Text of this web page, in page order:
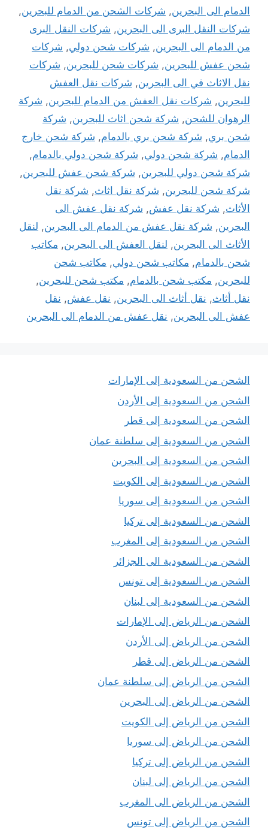
الدمام الى البحرين, شركات الشحن من الدمام للبحرين,
شركات النقل البرى الى البحرين, شركات النقل البرى
من الدمام الى البحرين, شركات شحن دولي, شركات
شحن عفش للبحرين, شركات شحن للبحرين, شركات
نقل الاثاث في الى البحرين, شركات نقل العفش
للبحرين, شركات نقل العفش من الدمام للبحرين, شركة
الرهوان للشحن, شركة شحن اثاث للبحرين, شركة
شحن بري, شركة شحن بري بالدمام, شركة شحن خارج
الدمام, شركة شحن دولي, شركة شحن دولي بالدمام,
شركة شحن دولي للبحرين, شركة شحن عفش للبحرين,
شركة شحن للبحرين, شركة نقل اثاث, شركة نقل
الأثاث, شركة نقل عفش, شركة نقل عفش الى
البحرين, شركة نقل عفش من الدمام الى البحرين, لنقل
الأثاث الى البحرين, لنقل العفش الى البحرين, مكاتب
شحن بالدمام, مكاتب شحن دولي, مكاتب شحن
للبحرين, مكتب شحن بالدمام, مكتب شحن للبحرين,
نقل أثاث, نقل أثاث الى البحرين, نقل عفش, نقل
عفش الى البحرين, نقل عفش من الدمام الى البحرين
الشحن من السعودية إلى الإمارات
الشحن من السعودية إلى الأردن
الشحن من السعودية إلى قطر
الشحن من السعودية إلى سلطنة عمان
الشحن من السعودية إلى البحرين
الشحن من السعودية إلى الكويت
الشحن من السعودية إلى سوريا
الشحن من السعودية إلى تركيا
الشحن من السعودية إلى المغرب
الشحن من السعودية الى الجزائر
الشحن من السعودية إلى تونس
الشحن من السعودية إلى لبنان
الشحن من الرياض إلى الإمارات
الشحن من الرياض إلى الأردن
الشحن من الرياض إلى قطر
الشحن من الرياض إلى سلطنة عمان
الشحن من الرياض إلى البحرين
الشحن من الرياض إلى الكويت
الشحن من الرياض إلى سوريا
الشحن من الرياض إلى تركيا
الشحن من الرياض إلى لبنان
الشحن من الرياض الى المغرب
الشحن من الرياض إلى تونس